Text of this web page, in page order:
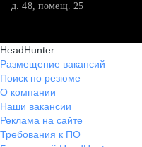
д. 48, помещ. 25
HeadHunter
Размещение вакансий
Поиск по резюме
О компании
Наши вакансии
Реклама на сайте
Требования к ПО